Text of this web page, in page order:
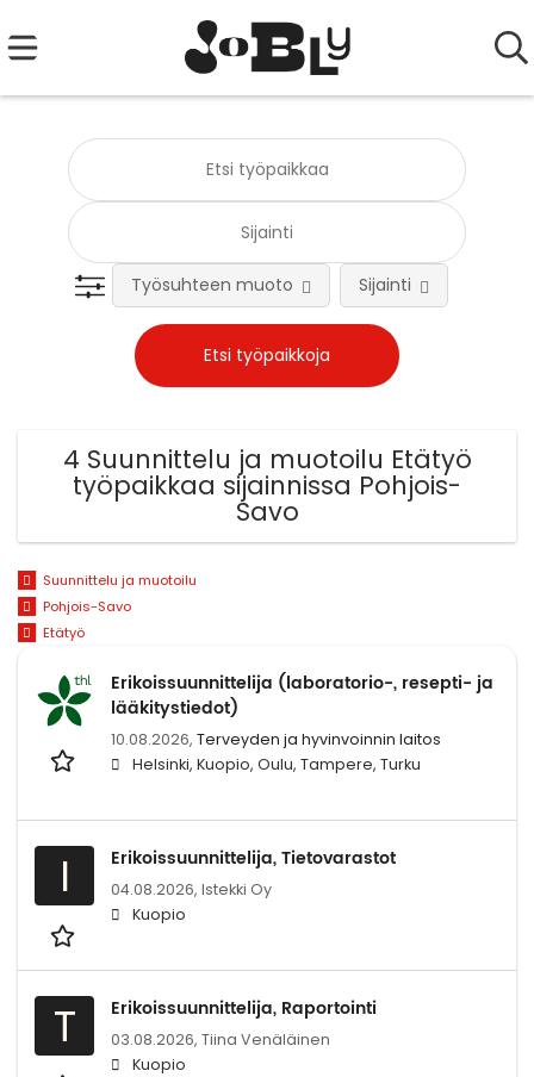
Työsuhteen muoto Sijainti
4 Suunnittelu ja muotoilu Etätyö
työpaikkaa sijainnissa Pohjois-
Savo
Suunnittelu ja muotoilu
Pohjois-Savo
Etätyö
Erikoissuunnittelija (laboratorio-, resepti- ja
lääkitystiedot)
10.08.2026, Terveyden ja hyvinvoinnin laitos
Helsinki, Kuopio, Oulu, Tampere, Turku
I Erikoissuunnittelija, Tietovarastot
04.08.2026, Istekki Oy
Kuopio
T Erikoissuunnittelija, Raportointi
03.08.2026, Tiina Venäläinen
Kuopio